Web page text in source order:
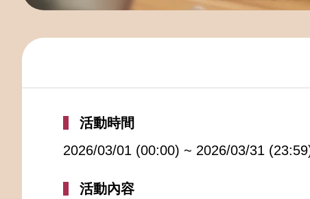
活動時間
2026/03/01 (00:00) ~ 2026/03/31
活動內容